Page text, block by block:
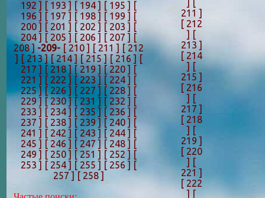
] [
211 ]
[ 212
] [
213 ]
[ 214
] [
215 ]
[ 216
] [
217 ]
[ 218
] [
219 ]
[ 220
] [
221 ]
[ 222
] [
192 ] [ 193 ] [ 194 ] [ 195 ] [
196 ] [ 197 ] [ 198 ] [ 199 ] [
200 ] [ 201 ] [ 202 ] [ 203 ] [
204 ] [ 205 ] [ 206 ] [ 207 ] [
208 ]-209- [ 210 ] [ 211 ] [ 212
] [ 213 ][ 214 ][ 215 ][ 216 ] [
217 ] [ 218 ][ 219 ][ 220 ] [
221 ] [ 222 ] [ 223 ] [ 224 ] [
225 ][ 226 ] [ 227 ] [ 228 ] [
229 ][ 230 ][ 231 ] [ 232 ] [
233 ] [ 234 ] [ 235 ][ 236 ] [
237 ] [ 238 ] [ 239 ][ 240 ] [
241 ] [ 242 ] [ 243 ][ 244 ] [
245 ] [ 246 ] [ 247 ] [ 248 ] [
249 ] [ 250 ] [ 251 ] [ 252 ] [
253 ] [ 254 ] [ 255 ] [ 256 ] [
257 ] [ 258 ]